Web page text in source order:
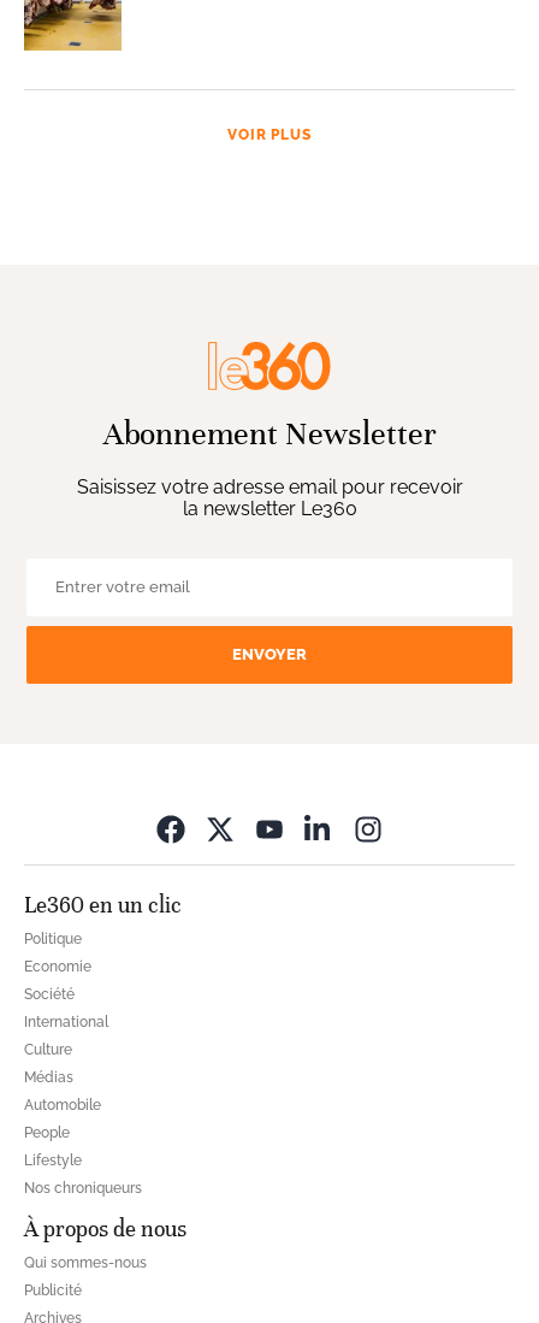
VOIR PLUS
Abonnement Newsletter
Saisissez votre adresse email pour recevoir
la newsletter Le360
ENVOYER
Le360 en un clic
Politique
Economie
Société
International
Culture
Médias
Automobile
People
Lifestyle
Nos chroniqueurs
À propos de nous
Qui sommes-nous
Publicité
Archives